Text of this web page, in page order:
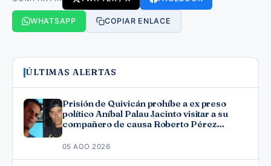
WHATSAPP COPIAR ENLACE
ÚLTIMAS ALERTAS
Prisión de Quivicán prohíbe a ex preso
político Aníbal Palau Jacinto visitar a su
compañero de causa Roberto Pérez
05 AGO 2026